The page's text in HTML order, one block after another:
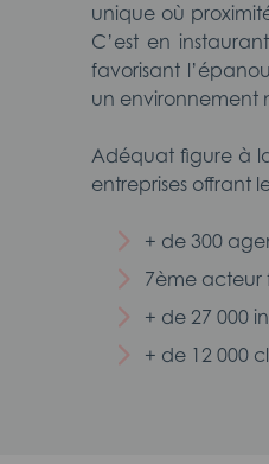
unique où
C’est en
favorisant
un environnement
Adéquat figure à
entreprises offrant
+ de 300
7ème acteur
+ de 27 000
+ de 12 000